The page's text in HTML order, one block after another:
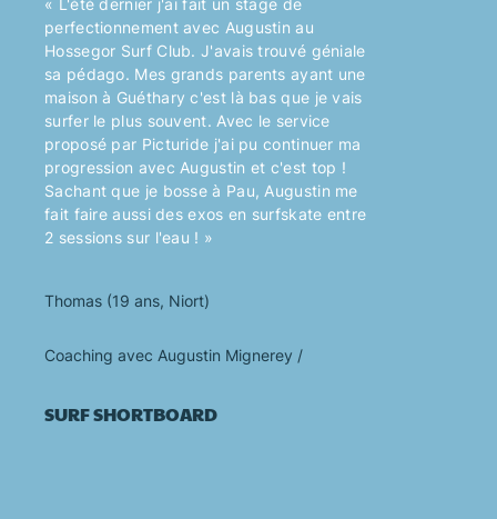
perfectionnement avec Augustin au
Hossegor Surf Club. J'avais trouvé géniale
sa pédago. Mes grands parents ayant une
maison à Guéthary c'est là bas que je vais
surfer le plus souvent. Avec le service
proposé par Picturide j'ai pu continuer ma
progression avec Augustin et c'est top !
Sachant que je bosse à Pau, Augustin me
fait faire aussi des exos en surfskate entre
2 sessions sur l'eau ! »
Thomas (19 ans, Niort)
Coaching avec Augustin Mignerey /
SURFSHORTBOARD